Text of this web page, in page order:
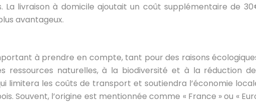
La livraison à domicile ajoutait un coût supplémentaire de
avantageux.
à prendre en compte, tant pour des raisons
naturelles, à la biodiversité et à la réduction
limitera les coûts de transport et soutiendra l’économie
Souvent, l’origine est mentionnée comme « France » ou «